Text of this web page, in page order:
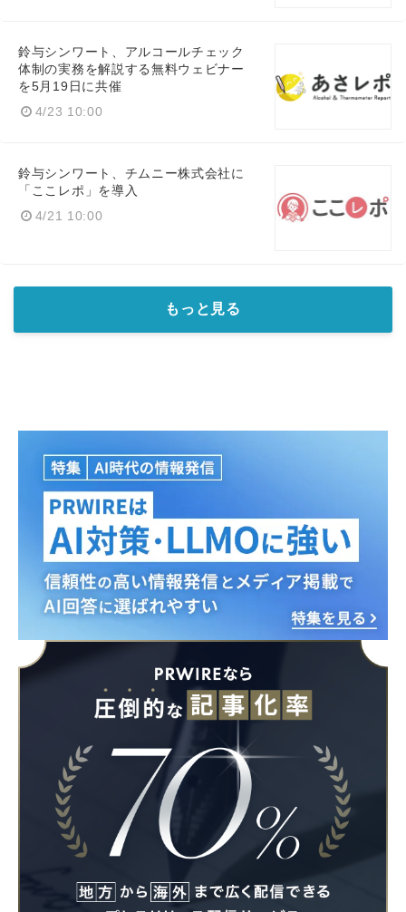
鈴与シンワート、アルコールチェック
体制の実務を解説する無料ウェビナー
を5月19日に共催
4/23 10:00
鈴与シンワート、チムニー株式会社に
「ここレポ」を導入
4/21 10:00
もっと見る